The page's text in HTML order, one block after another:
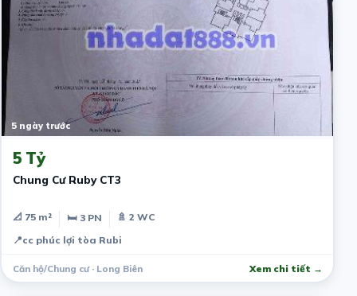
5 ngày trước
5 Tỷ
Chung Cư Ruby CT3
📐 75 m² 🛏 3 PN
🚿 2 WC
📍cc phúc lợi tòa Rubi
Căn hộ/Chung cư · Long Biên Xem chi tiết →